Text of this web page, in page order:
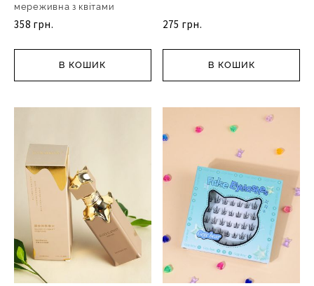
мереживна з квітами
358 грн.
В КОШИК
275 грн.
В КОШИК